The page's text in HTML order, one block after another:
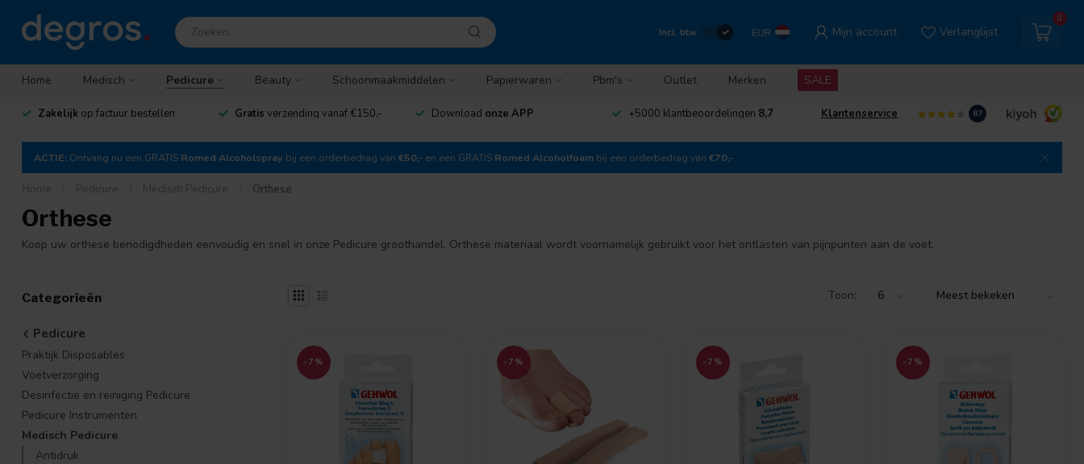
Incl. btw EUR Mijn account Verlanglijst
0
Home Medisch Pedicure Beauty Schoonmaakmiddelen Papierwaren Pbm's Outlet Merken SALE
Zakelijk op factuur bestellen Gratis verzending vanaf €150,- Download onze APP +5000 klantbeoordelingen 8,7 Klantenservice 8.7
ACTIE: Ontvang nu een GRATIS Romed Alcoholspray bij een orderbedrag van €50,- en een GRATIS Romed Alcoholfoam bij een orderbedrag van €70,-
Home Pedicure Medisch Pedicure Orthese
Orthese
Koop uw orthese benodigdheden eenvoudig en snel in onze Pedicure groothandel. Orthese materiaal wordt voornamelijk gebruikt voor het ontlasten van pijnpunten aan de voet.
Categorieën
Pedicure
Praktijk Disposables
Voetverzorging
Desinfectie en reiniging Pedicure
Pedicure Instrumenten
Medisch Pedicure
Antidruk
Toon:
-7% -7% -7% -7%